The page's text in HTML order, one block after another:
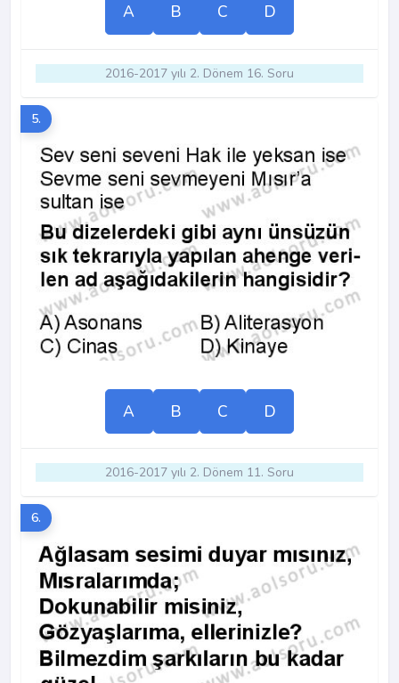
A B C D
2016-2017 yılı 2. Dönem 16. Soru
5.
A B C D
2016-2017 yılı 2. Dönem 11. Soru
6.